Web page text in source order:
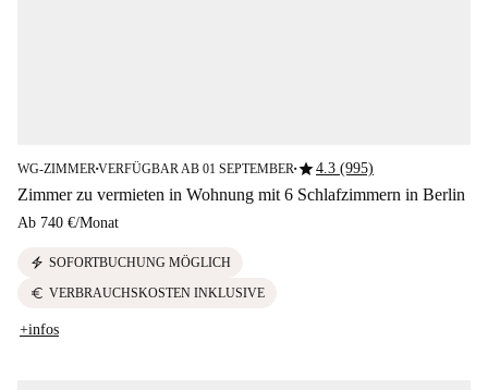
WG-ZIMMER■VERFÜGBAR AB 01 SEPTEMBER■star4.3 (995)
Zimmer zu vermieten in Wohnung mit 6 Schlafzimmern in Berlin
Ab 740 €/Monat
electric_bolt SOFORTBUCHUNG MÖGLICH
euro VERBRAUCHSKOSTEN INKLUSIVE
+infos